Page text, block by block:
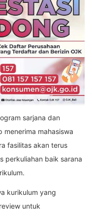
sarjana dan
menerima mahasiswa
fasilitas akan terus
perkuliahan baik sarana
kurikulum yang
untuk